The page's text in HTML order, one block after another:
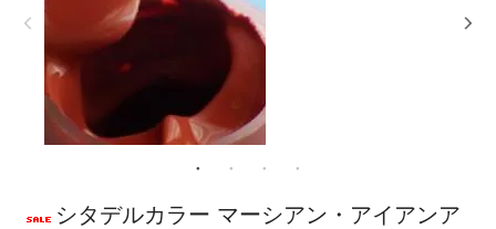
シタデルカラー マーシアン・アイアンア